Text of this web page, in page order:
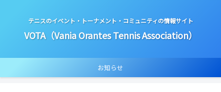
テニスのイベント・トーナメント・コミュニティの情報サイト
VOTA（Vania Orantes Tennis Association）
お知らせ